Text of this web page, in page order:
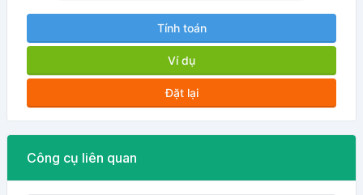
Tính toán
Ví dụ
Đặt lại
Công cụ liên quan